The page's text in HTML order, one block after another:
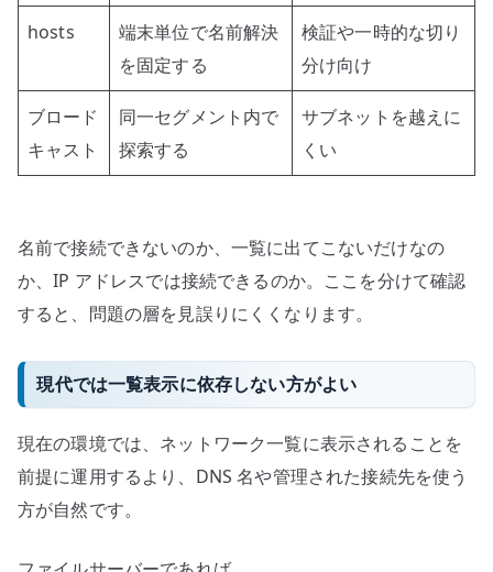
hosts
端末単位で名前解決
を固定する
検証や一時的な切り
分け向け
ブロード
キャスト
同一セグメント内で
探索する
サブネットを越えに
くい
名前で接続できないのか、一覧に出てこないだけなの
か、IP アドレスでは接続できるのか。ここを分けて確認
すると、問題の層を見誤りにくくなります。
現代では一覧表示に依存しない方がよい
現在の環境では、ネットワーク一覧に表示されることを
前提に運用するより、DNS 名や管理された接続先を使う
方が自然です。